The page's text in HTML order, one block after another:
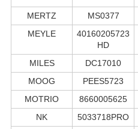
MERTZ MS0377
MEYLE
40160205723
HD
MILES
DC17010
MOOG
PEES5723
MOTRIO
8660005625
NK
5033718PRO